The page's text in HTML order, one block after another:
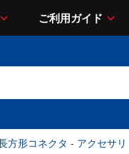
ご利用ガイド
方形コネクタ - アクセサリ